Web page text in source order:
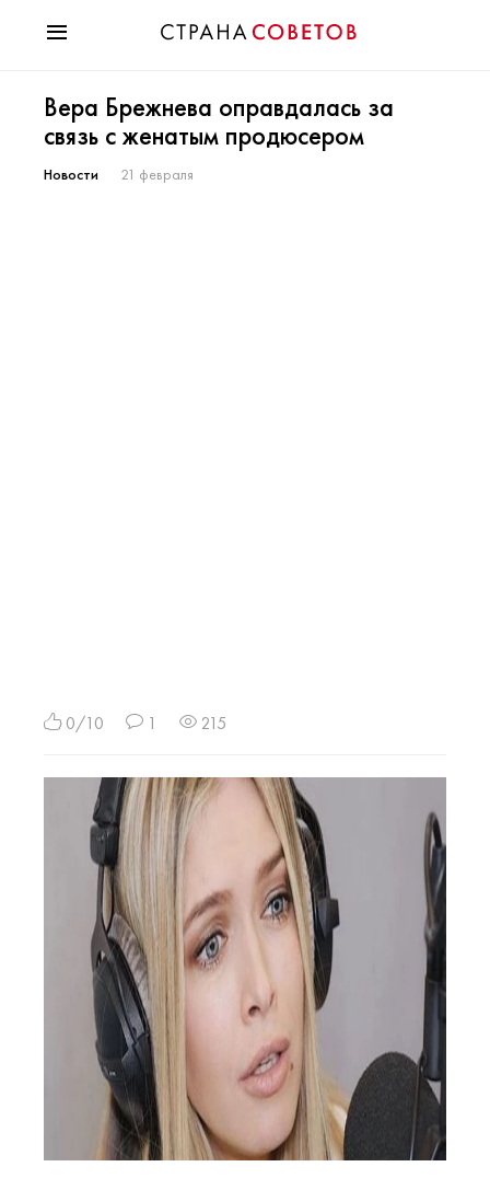
Мода
Звезды
Гороскопы
Вера Брежнева оправдалась за
связь с женатым продюсером
Новости 21 февраля
0/10 1 215